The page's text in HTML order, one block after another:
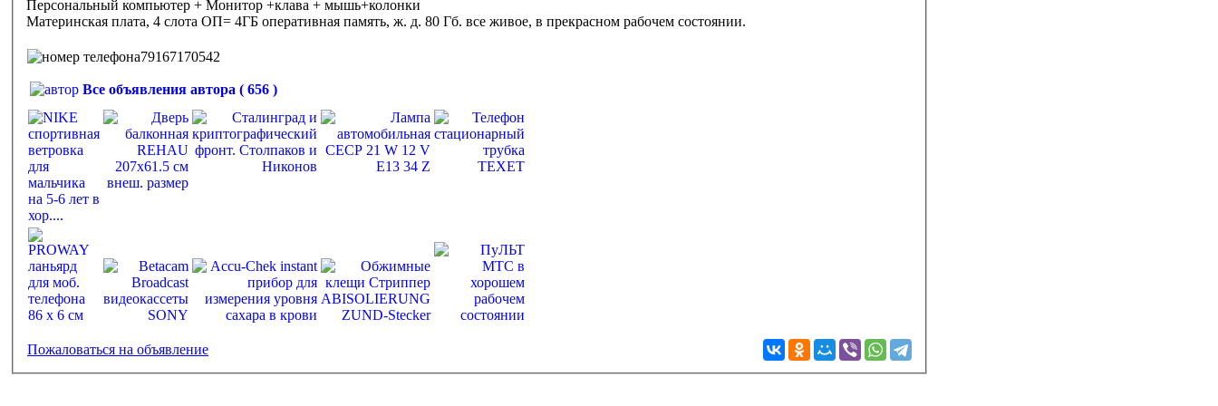
Персональный компьютер + Монитор +клава + мышь+колонки
Материнская плата, 4 слота ОП= 4ГБ оперативная память, ж. д. 80 Гб. все живое, в прекрасном рабочем состоянии.
79167170542
Все объявления автора ( 656 )
Пожаловаться на объявление